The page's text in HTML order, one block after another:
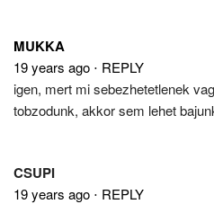
MUKKA
19 years ago ⋅ REPLY
igen, mert mi sebezhetetlenek
tobzodunk, akkor sem lehet
CSUPI
19 years ago ⋅ REPLY